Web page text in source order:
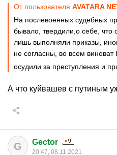
От пользователя AVATARA
На послевоенных судебных
бывало, твердили,о себе, что
лишь выполняли приказы,
не согласны, во всем
осудили за преступления и
А что куйвашев с путиным
G Gector
20:47, 08.11.2021